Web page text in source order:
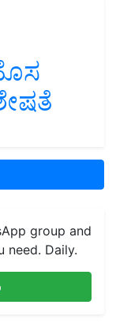
group and
need. Daily.